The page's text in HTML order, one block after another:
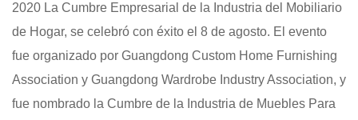
2020 La Cumbre Empresarial de la Industria del Mobiliario
de Hogar, se celebró con éxito el 8 de agosto. El evento
fue organizado por Guangdong Custom Home Furnishing
Association y Guangdong Wardrobe Industry Association, y
fue nombrado la Cumbre de la Industria de Muebles Para